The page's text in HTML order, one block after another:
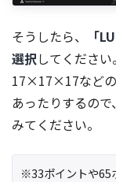
そうしたら、
「
選択してください
17×17×17などの
あったりするの
みてください。
※33ポイントや65